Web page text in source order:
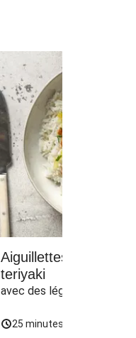
Aiguillettes de poulet
teriyaki
avec des légumes poêlés
25 minutes